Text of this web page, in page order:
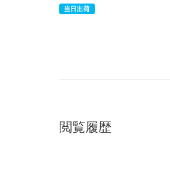
閲覧履歴